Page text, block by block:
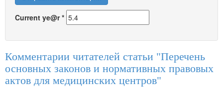
Current ye@r*
Комментарии читателей статьи "Перечень
основных законов и нормативных правовых
актов для медицинских центров"